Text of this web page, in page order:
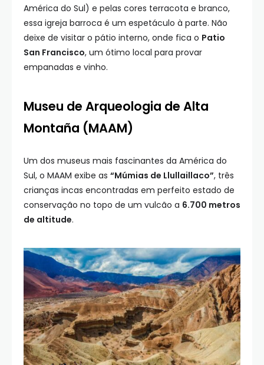
América do Sul) e pelas cores terracota e branco,
essa igreja barroca é um espetáculo à parte. Não
deixe de visitar o pátio interno, onde fica o Patio
San Francisco, um ótimo local para provar
empanadas e vinho.
Museu de Arqueologia de Alta
Montaña (MAAM)
Um dos museus mais fascinantes da América do
Sul, o MAAM exibe as “Múmias de Llullaillaco”, três
crianças incas encontradas em perfeito estado de
conservação no topo de um vulcão a 6.700 metros
de altitude.